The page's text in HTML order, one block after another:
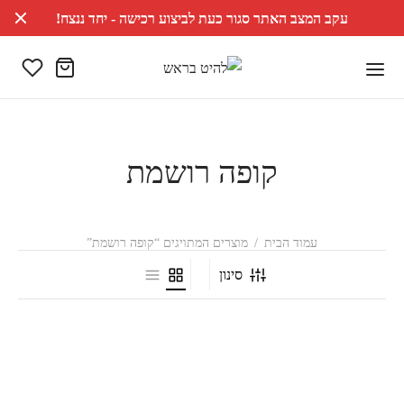
עקב המצב האתר סגור כעת לביצוע רכישה - יחד ננצח!
קופה רושמת
עמוד הבית / מוצרים המתויגים “קופה רושמת”
סינון